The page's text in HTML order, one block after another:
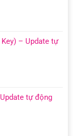
Key) – Update tự
tự động